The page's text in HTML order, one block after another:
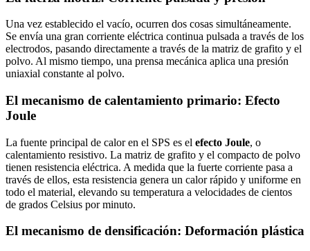
Una vez establecido el vacío, ocurren dos cosas simultáneamente.
Se envía una gran corriente eléctrica continua pulsada a través de los
electrodos, pasando directamente a través de la matriz de grafito y el
polvo. Al mismo tiempo, una prensa mecánica aplica una presión
uniaxial constante al polvo.
El mecanismo de calentamiento primario: Efecto
Joule
La fuente principal de calor en el SPS es el efecto Joule, o
calentamiento resistivo. La matriz de grafito y el compacto de polvo
tienen resistencia eléctrica. A medida que la fuerte corriente pasa a
través de ellos, esta resistencia genera un calor rápido y uniforme en
todo el material, elevando su temperatura a velocidades de cientos
de grados Celsius por minuto.
El mecanismo de densificación: Deformación plástica